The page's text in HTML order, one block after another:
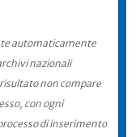
automaticamente
nazionali
non compare
con ogni
di inserimento